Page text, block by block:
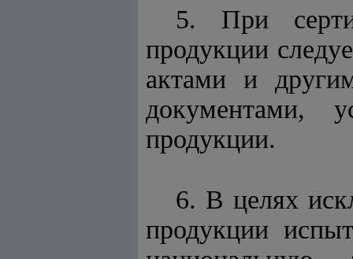
5. При
продукции
актами и
документами,
продукции.
6. В целях
продукции